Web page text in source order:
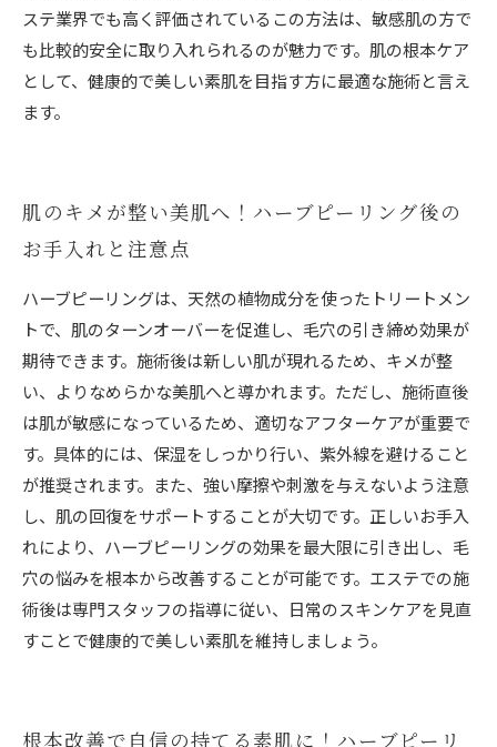
ステ業界でも高く評価されているこの方法は、敏感肌の方で
も比較的安全に取り入れられるのが魅力です。肌の根本ケア
として、健康的で美しい素肌を目指す方に最適な施術と言え
ます。
肌のキメが整い美肌へ！ハーブピーリング後の
お手入れと注意点
ハーブピーリングは、天然の植物成分を使ったトリートメン
トで、肌のターンオーバーを促進し、毛穴の引き締め効果が
期待できます。施術後は新しい肌が現れるため、キメが整
い、よりなめらかな美肌へと導かれます。ただし、施術直後
は肌が敏感になっているため、適切なアフターケアが重要で
す。具体的には、保湿をしっかり行い、紫外線を避けること
が推奨されます。また、強い摩擦や刺激を与えないよう注意
し、肌の回復をサポートすることが大切です。正しいお手入
れにより、ハーブピーリングの効果を最大限に引き出し、毛
穴の悩みを根本から改善することが可能です。エステでの施
術後は専門スタッフの指導に従い、日常のスキンケアを見直
すことで健康的で美しい素肌を維持しましょう。
根本改善で自信の持てる素肌に！ハーブピーリ